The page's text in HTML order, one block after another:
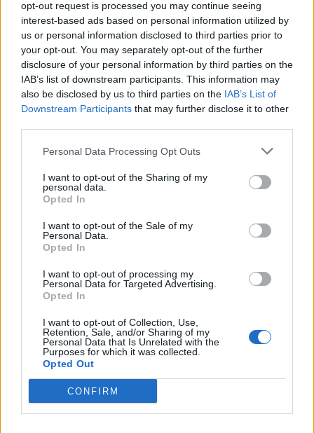
opt-out request is processed you may continue seeing
interest-based ads based on personal information utilized by
us or personal information disclosed to third parties prior to
your opt-out. You may separately opt-out of the further
disclosure of your personal information by third parties on the
IAB’s list of downstream participants. This information may
also be disclosed by us to third parties on the IAB’s List of
Downstream Participants that may further disclose it to other
Personal Data Processing Opt Outs
I want to opt-out of the Sharing of my
personal data.
Opted In
I want to opt-out of the Sale of my
Personal Data.
Opted In
I want to opt-out of processing my
Personal Data for Targeted Advertising.
Opted In
I want to opt-out of Collection, Use,
Retention, Sale, and/or Sharing of my
Personal Data that Is Unrelated with the
Purposes for which it was collected.
Opted Out
CONFIRM
FTSE4Good
Alpha Bank: Για πρώτη φορά το Αρχαίο Θέατρο Επιδαύρου άνοιξε τις
πύλες του σε όλους
ΠΕΡΙΣΣΌΤΕΡΑ ΣΕ ΑΥΤΉ ΤΗΝ ΚΑΤΗΓΟΡΊΑ
Ο Ballmer πήρε τους LA
Clippers
30/05/2014 - 03:00 02/06/2014 - 03:00